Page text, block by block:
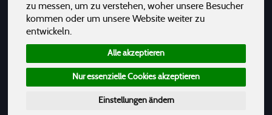
zu messen, um zu verstehen, woher unsere Besucher
kommen oder um unsere Website weiter zu
entwickeln.
Alle akzeptieren
Nur essenzielle Cookies akzeptieren
Einstellungen ändern
Hersteller Ernährung Allergene